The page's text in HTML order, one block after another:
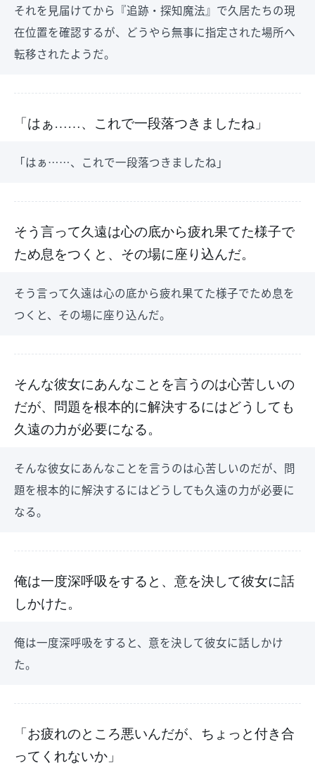
それを見届けてから『追跡・探知魔法』で久居たちの現
在位置を確認するが、どうやら無事に指定された場所へ
転移されたようだ。
「はぁ……、これで一段落つきましたね」
「はぁ……、これで一段落つきましたね」
そう言って久遠は心の底から疲れ果てた様子で
ため息をつくと、その場に座り込んだ。
そう言って久遠は心の底から疲れ果てた様子でため息を
つくと、その場に座り込んだ。
そんな彼女にあんなことを言うのは心苦しいの
だが、問題を根本的に解決するにはどうしても
久遠の力が必要になる。
そんな彼女にあんなことを言うのは心苦しいのだが、問
題を根本的に解決するにはどうしても久遠の力が必要に
なる。
俺は一度深呼吸をすると、意を決して彼女に話
しかけた。
俺は一度深呼吸をすると、意を決して彼女に話しかけ
た。
「お疲れのところ悪いんだが、ちょっと付き合
ってくれないか」